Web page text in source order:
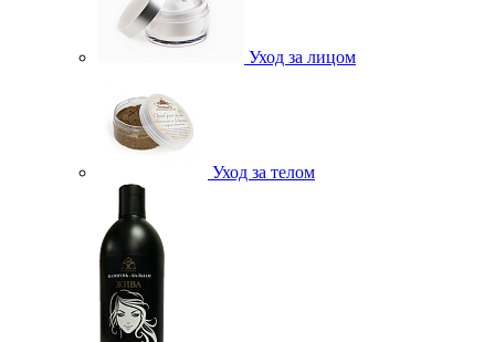
Уход за лицом
Уход за телом